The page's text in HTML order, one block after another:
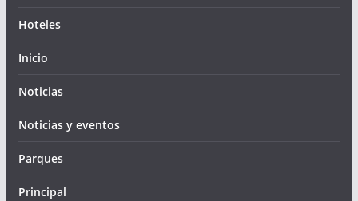
Hoteles
Inicio
Noticias
Noticias y eventos
Parques
Principal